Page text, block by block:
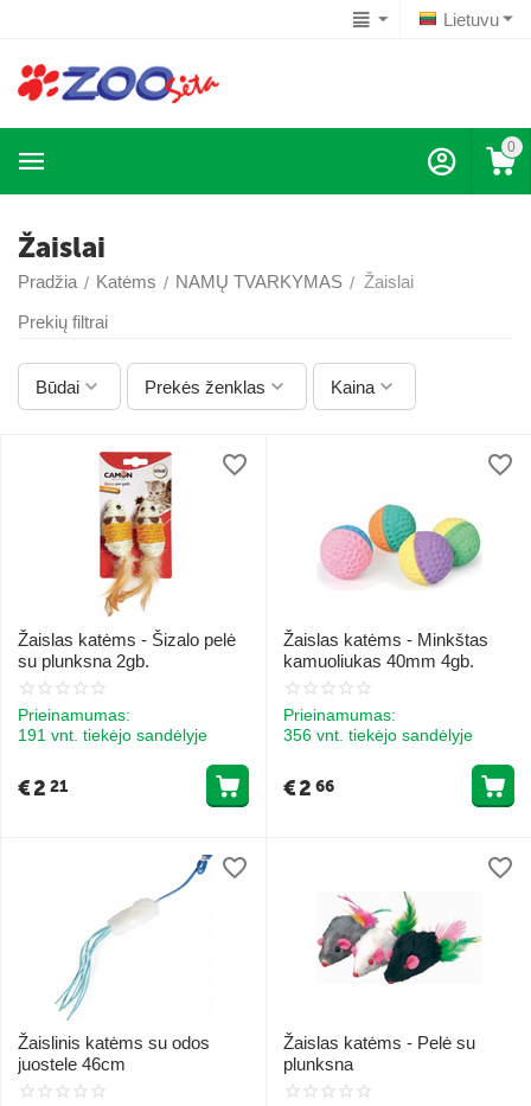
Lietuvu
0
Žaislai
Pradžia / Katėms / NAMŲ TVARKYMAS / Žaislai
Prekių filtrai
Būdai Prekės ženklas Kaina
Žaislas katėms - Šizalo pelė
su plunksna 2gb.
Prieinamumas:
191 vnt. tiekėjo sandėlyje
€2 21
Žaislas katėms - Minkštas
kamuoliukas 40mm 4gb.
Prieinamumas:
356 vnt. tiekėjo sandėlyje
€2 66
Žaislinis katėms su odos
juostele 46cm
Žaislas katėms - Pelė su
plunksna